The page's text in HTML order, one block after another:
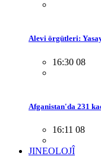
Alevi örgütleri:
16:30 08
Afganistan'da 231
16:11 08
JINEOLOJÎ